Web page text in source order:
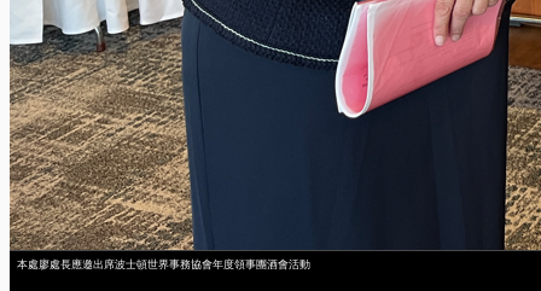
本處廖處長應邀出席波士頓世界事務協會年度領事團酒會活動